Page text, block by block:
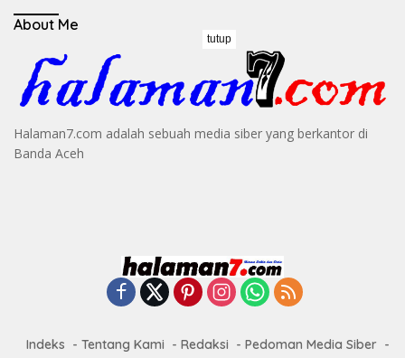
About Me
Halaman7.com adalah sebuah media siber yang berkantor di
Banda Aceh
Indeks Tentang Kami Redaksi
Pedoman Media Siber
tutup